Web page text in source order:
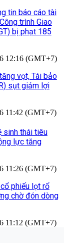
tin báo cáo tài
trình Giao
bị phạt 185
12:16 (GMT+7)
vọt, Tái bảo
sụt giảm lợi
11:42 (GMT+7)
sinh thái tiêu
lực tăng
11:26 (GMT+7)
phiếu lọt rổ
chờ đón dòng
11:12 (GMT+7)